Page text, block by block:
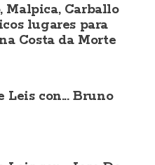
Malpica, Carballo
lugares para
Costa da Morte
con... Bruno